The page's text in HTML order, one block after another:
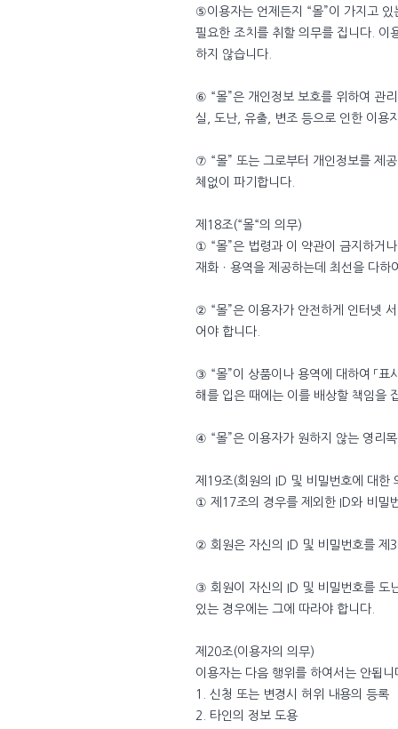
⑤이용자는 언제든지 “몰”이 가지고
필요한 조치를 취할 의무를 집니다. 이
하지 않습니다.
⑥ “몰”은 개인정보 보호를 위하여 관
실, 도난, 유출, 변조 등으로 인한 이용
⑦ “몰” 또는 그로부터 개인정보를 제
체없이 파기합니다.
제18조(“몰“의 의무)
① “몰”은 법령과 이 약관이 금지하거
재화ㆍ용역을 제공하는데 최선을 다하
② “몰”은 이용자가 안전하게 인터넷
어야 합니다.
③ “몰”이 상품이나 용역에 대하여 「표
해를 입은 때에는 이를 배상할 책임을
④ “몰”은 이용자가 원하지 않는 영리
제19조(회원의 ID 및 비밀번호에 대한
① 제17조의 경우를 제외한 ID와 비밀
② 회원은 자신의 ID 및 비밀번호를 제
③ 회원이 자신의 ID 및 비밀번호를 도
있는 경우에는 그에 따라야 합니다.
제20조(이용자의 의무)
이용자는 다음 행위를 하여서는 안됩니
1. 신청 또는 변경시 허위 내용의 등록
2. 타인의 정보 도용